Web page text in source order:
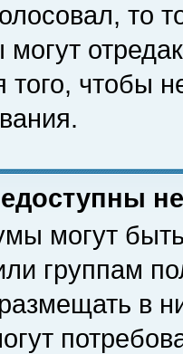
то
чтобы
могут
группам
в